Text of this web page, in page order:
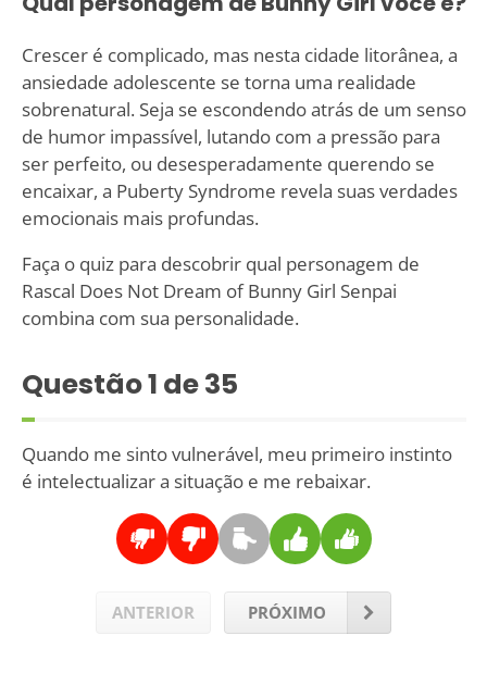
Crescer é complicado, mas nesta cidade litorânea, a
ansiedade adolescente se torna uma realidade
sobrenatural. Seja se escondendo atrás de um senso
de humor impassível, lutando com a pressão para
ser perfeito, ou desesperadamente querendo se
encaixar, a Puberty Syndrome revela suas verdades
emocionais mais profundas.
Faça o quiz para descobrir qual personagem de
Rascal Does Not Dream of Bunny Girl Senpai
combina com sua personalidade.
Questão1 de 35
Quando me sinto vulnerável, meu primeiro instinto
é intelectualizar a situação e me rebaixar.
ANTERIOR PRÓXIMO